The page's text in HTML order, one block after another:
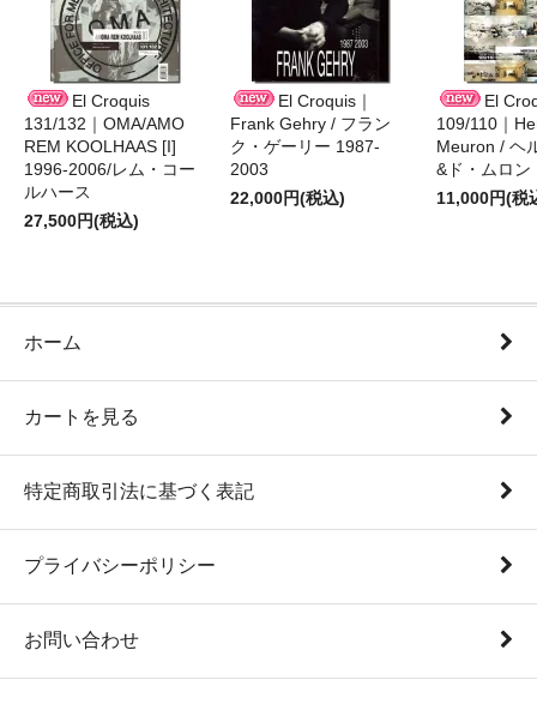
El Croquis
131/132｜OMA/AMO
REM KOOLHAAS [I]
1996-2006/レム・コー
ルハース
27,500円(税込)
El Croquis｜
Frank Gehry / フラン
ク・ゲーリー 1987-
2003
22,000円(税込)
El
109/110｜
Meuron / ヘ
&ド・ムロ
11,000円(税
ホーム
カートを見る
特定商取引法に基づく表記
プライバシーポリシー
お問い合わせ